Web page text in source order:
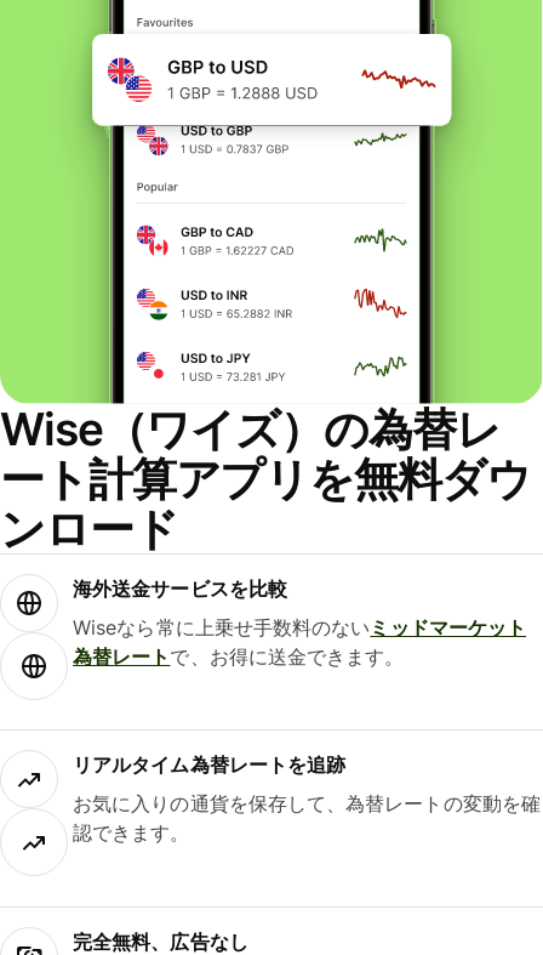
Wise（ワイズ）の為替レ
ート計算アプリを無料ダウ
ンロード
海外送金サービスを比較
Wiseなら常に上乗せ手数料のない ミッドマーケット
為替レート で、お得に送金できます。
リアルタイム為替レートを追跡
お気に入りの通貨を保存して、為替レートの変動を確
認できます。
完全無料、広告なし